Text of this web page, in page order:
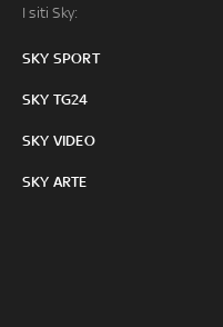
I siti Sky:
SKY SPORT
SKY TG24
SKY VIDEO
SKY ARTE